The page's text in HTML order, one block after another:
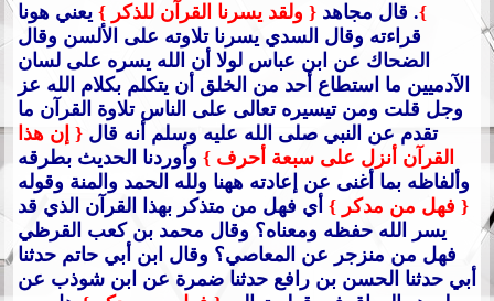
}. قال مجاهد { ولقد يسرنا القرآن للذكر } يعني هونا
قراءته وقال السدي يسرنا تلاوته على الألسن وقال
الضحاك عن ابن عباس لولا أن الله يسره على لسان
الآدميين ما استطاع أحد من الخلق أن يتكلم بكلام الله عز
وجل قلت ومن تيسيره تعالى على الناس تلاوة القرآن ما
تقدم عن النبي صلى الله عليه وسلم أنه قال { إن هذا
القرآن أنزل على سبعة أحرف } وأوردنا الحديث بطرقه
وألفاظه بما أغنى عن إعادته ههنا ولله الحمد والمنة وقوله
{ فهل من مدكر } أي فهل من متذكر بهذا القرآن الذي قد
يسر الله حفظه ومعناه؟ وقال محمد بن كعب القرظي
فهل من منزجر عن المعاصي؟ وقال ابن أبي حاتم حدثنا
أبي حدثنا الحسن بن رافع حدثنا ضمرة عن ابن شوذب عن